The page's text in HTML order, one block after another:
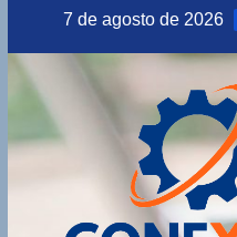
content
7 de agosto de 2026